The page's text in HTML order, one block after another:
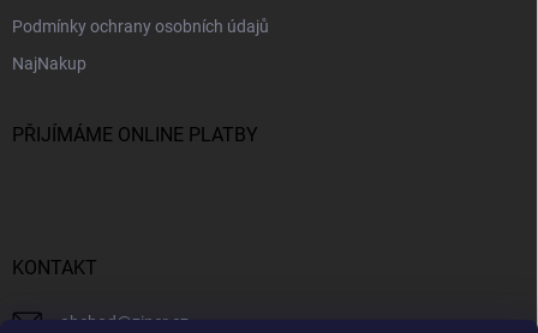
Podmínky ochrany osobních údajů
NajNakup
PŘIJÍMÁME ONLINE PLATBY
KONTAKT
obchod@ziner.cz